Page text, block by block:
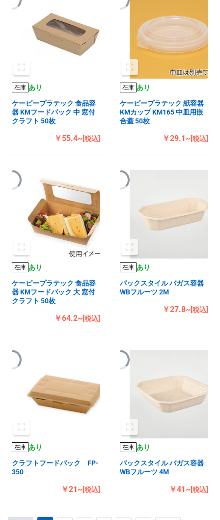
在庫 あり
ケーピープラテック 食品容
器 KMフードパック 中 窓付
クラフト 50枚
￥55.4~[税込]
在庫 あり
ケーピープラテック 紙容器
KMカップ KM165 中皿用嵌
合蓋 50枚
￥29.1~[税込]
在庫 あり
ケーピープラテック 食品容
器 KMフードパック 大 窓付
クラフト 50枚
￥64.2~[税込]
在庫 あり
パックスタイル バガス容器
WBフルーツ 2M
￥27.8~[税込]
在庫 あり
クラフトフードパック FP-
350
￥21~[税込]
在庫 あり
パックスタイル バガス容器
WBフルーツ 4M
￥41~[税込]